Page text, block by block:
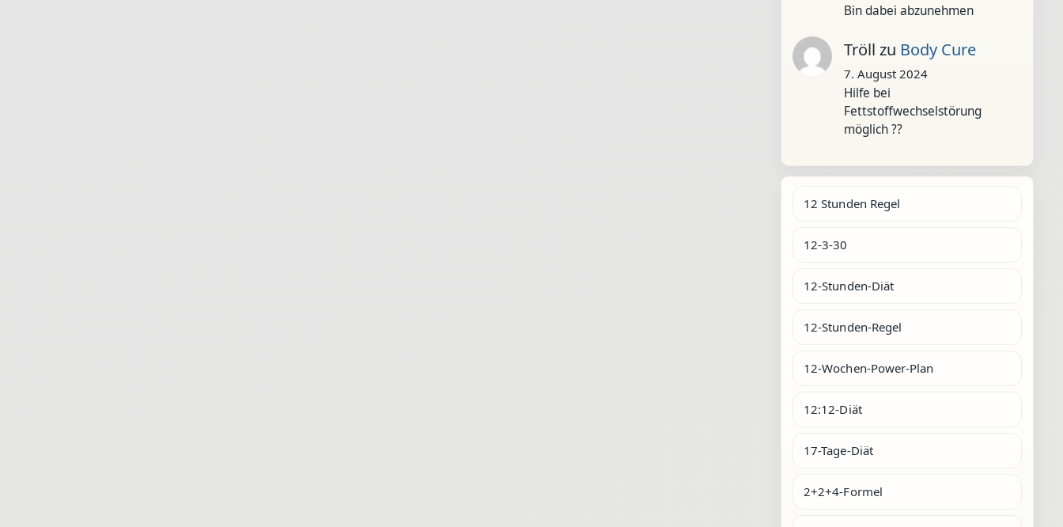
Bin dabei abzunehmen
Tröll zu Body Cure
7. August 2024
Hilfe bei
Fettstoffwechselstörung
möglich ??
12 Stunden Regel
12-3-30
12-Stunden-Diät
12-Stunden-Regel
12-Wochen-Power-Plan
12:12-Diät
17-Tage-Diät
2+2+4-Formel